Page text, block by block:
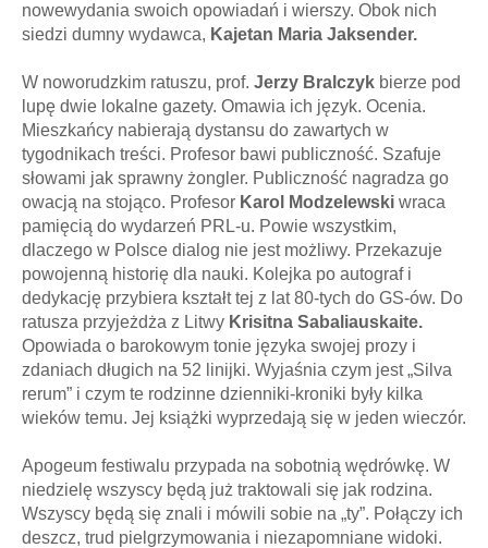
nowewydania swoich opowiadań i wierszy. Obok nich
siedzi dumny wydawca, Kajetan Maria Jaksender.
W noworudzkim ratuszu, prof. Jerzy Bralczyk bierze pod
lupę dwie lokalne gazety. Omawia ich język. Ocenia.
Mieszkańcy nabierają dystansu do zawartych w
tygodnikach treści. Profesor bawi publiczność. Szafuje
słowami jak sprawny żongler. Publiczność nagradza go
owacją na stojąco. Profesor Karol Modzelewski wraca
pamięcią do wydarzeń PRL-u. Powie wszystkim,
dlaczego w Polsce dialog nie jest możliwy. Przekazuje
powojenną historię dla nauki. Kolejka po autograf i
dedykację przybiera kształt tej z lat 80-tych do GS-ów. Do
ratusza przyjeżdża z Litwy Krisitna Sabaliauskaite.
Opowiada o barokowym tonie języka swojej prozy i
zdaniach długich na 52 linijki. Wyjaśnia czym jest „Silva
rerum” i czym te rodzinne dzienniki-kroniki były kilka
wieków temu. Jej książki wyprzedają się w jeden wieczór.
Apogeum festiwalu przypada na sobotnią wędrówkę. W
niedzielę wszyscy będą już traktowali się jak rodzina.
Wszyscy będą się znali i mówili sobie na „ty”. Połączy ich
deszcz, trud pielgrzymowania i niezapomniane widoki.